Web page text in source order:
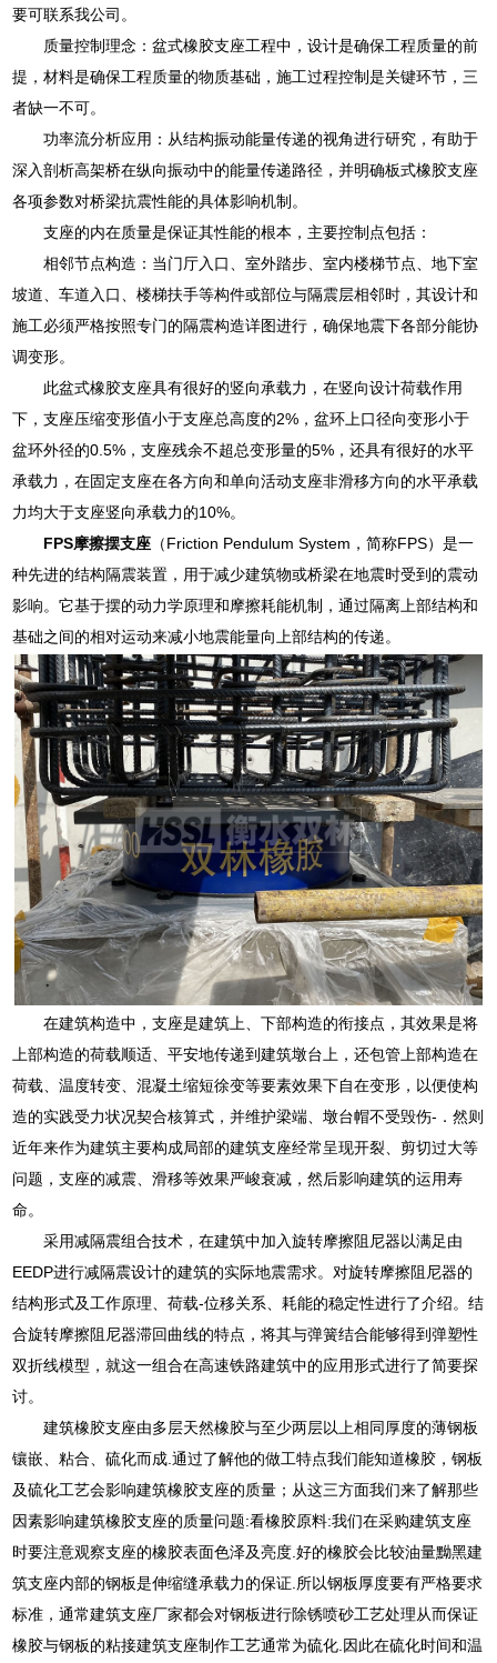
要可联系我公司。
质量控制理念：盆式橡胶支座工程中，设计是确保工程质量的前
提，材料是确保工程质量的物质基础，施工过程控制是关键环节，三
者缺一不可。
功率流分析应用：从结构振动能量传递的视角进行研究，有助于
深入剖析高架桥在纵向振动中的能量传递路径，并明确板式橡胶支座
各项参数对桥梁抗震性能的具体影响机制。
支座的内在质量是保证其性能的根本，主要控制点包括：
相邻节点构造：当门厅入口、室外踏步、室内楼梯节点、地下室
坡道、车道入口、楼梯扶手等构件或部位与隔震层相邻时，其设计和
施工必须严格按照专门的隔震构造详图进行，确保地震下各部分能协
调变形。
此盆式橡胶支座具有很好的竖向承载力，在竖向设计荷载作用
下，支座压缩变形值小于支座总高度的2%，盆环上口径向变形小于
盆环外径的0.5%，支座残余不超总变形量的5%，还具有很好的水平
承载力，在固定支座在各方向和单向活动支座非滑移方向的水平承载
力均大于支座竖向承载力的10%。
FPS摩擦摆支座 （Friction Pendulum System，简称FPS）是一
种先进的结构隔震装置，用于减少建筑物或桥梁在地震时受到的震动
影响。它基于摆的动力学原理和摩擦耗能机制，通过隔离上部结构和
基础之间的相对运动来减小地震能量向上部结构的传递。
在建筑构造中，支座是建筑上、下部构造的衔接点，其效果是将
上部构造的荷载顺适、平安地传递到建筑墩台上，还包管上部构造在
荷载、温度转变、混凝土缩短徐变等要素效果下自在变形，以便使构
造的实践受力状况契合核算式，并维护梁端、墩台帽不受毁伤-．然则
近年来作为建筑主要构成局部的建筑支座经常呈现开裂、剪切过大等
问题，支座的减震、滑移等效果严峻衰减，然后影响建筑的运用寿
命。
采用减隔震组合技术，在建筑中加入旋转摩擦阻尼器以满足由
EEDP进行减隔震设计的建筑的实际地震需求。对旋转摩擦阻尼器的
结构形式及工作原理、荷载-位移关系、耗能的稳定性进行了介绍。结
合旋转摩擦阻尼器滞回曲线的特点，将其与弹簧结合能够得到弹塑性
双折线模型，就这一组合在高速铁路建筑中的应用形式进行了简要探
讨。
建筑橡胶支座由多层天然橡胶与至少两层以上相同厚度的薄钢板
镶嵌、粘合、硫化而成.通过了解他的做工特点我们能知道橡胶，钢板
及硫化工艺会影响建筑橡胶支座的质量；从这三方面我们来了解那些
因素影响建筑橡胶支座的质量问题:看橡胶原料:我们在采购建筑支座
时要注意观察支座的橡胶表面色泽及亮度.好的橡胶会比较油量黝黑建
筑支座内部的钢板是伸缩缝承载力的保证.所以钢板厚度要有严格要求
标准，通常建筑支座厂家都会对钢板进行除锈喷砂工艺处理从而保证
橡胶与钢板的粘接建筑支座制作工艺通常为硫化.因此在硫化时间和温